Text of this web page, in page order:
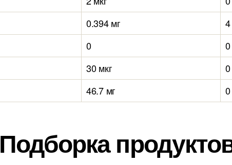
0.394 мг
0
0
30 мкг
0
46.7 мг 0
Подборка